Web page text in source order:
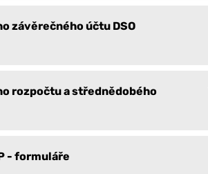
závěrečného účtu DSO
rozpočtu a střednědobého
- formuláře